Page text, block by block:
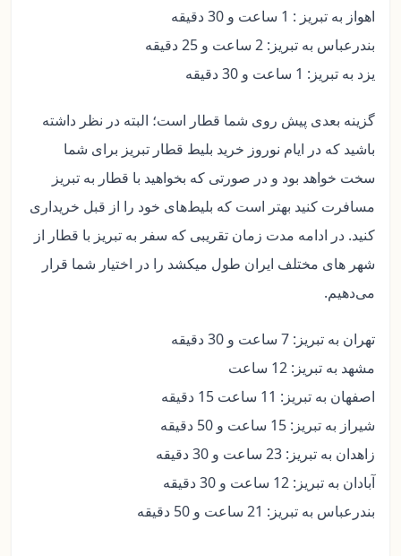
اهواز به تبریز : 1 ساعت و 30 دقیقه
بندرعباس به تبریز: 2 ساعت و 25 دقیقه
یزد به تبریز: 1 ساعت و 30 دقیقه
گزینه‌ بعدی پیش روی شما قطار است؛ البته در نظر داشته
باشید که در ایام نوروز خرید بلیط قطار تبریز برای شما
سخت خواهد بود و در صورتی که بخواهید با قطار به تبریز
مسافرت کنید بهتر است که بلیط‌های خود را از قبل خریداری
کنید. در ادامه مدت زمان تقریبی که سفر به تبریز با قطار از
شهر های مختلف ایران طول میکشد را در اختیار شما قرار
می‌دهیم.
تهران به تبریز: 7 ساعت و 30 دقیقه
مشهد به تبریز: 12 ساعت
اصفهان به تبریز: 11 ساعت 15 دقیقه
شیراز به تبریز: 15 ساعت و 50 دقیقه
زاهدان به تبریز: 23 ساعت و 30 دقیقه
آبادان به تبریز: 12 ساعت و 30 دقیقه
بندرعباس به تبریز: 21 ساعت و 50 دقیقه